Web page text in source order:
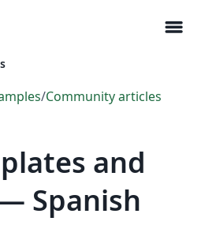
menu
/Community articles
and
Spanish